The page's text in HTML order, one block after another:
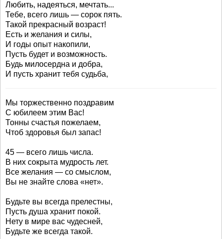
Любить, надеяться, мечтать...
Тебе, всего лишь — сорок пять.
Такой прекрасный возраст!
Есть и желания и силы,
И годы опыт накопили,
Пусть будет и возможность.
Будь милосердна и добра,
И пусть хранит тебя судьба,
Мы торжественно поздравим
С юбилеем этим Вас!
Тонны счастья пожелаем,
Чтоб здоровья был запас!
45 — всего лишь числа.
В них сокрыта мудрость лет.
Все желания — со смыслом,
Вы не знайте слова «нет».
Будьте вы всегда прелестны,
Пусть душа хранит покой.
Нету в мире вас чудесней,
Будьте же всегда такой.